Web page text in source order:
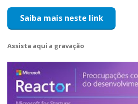
Saiba mais neste link
Assista aqui a gravação